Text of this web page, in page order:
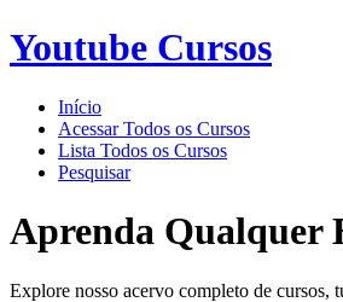
Youtube Cursos
Início
Acessar Todos os Cursos
Lista Todos os Cursos
Pesquisar
Aprenda Qualquer
Explore nosso acervo completo de cursos,